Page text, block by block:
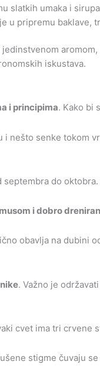
slatkih umaka i
u pripremu baklave,
iskustava.
i principima. Kako bi
i nešto senke tokom
septembra do
i dobro
obavlja na dubini
. Važno je
cvet ima tri crvene
stigme čuvaju